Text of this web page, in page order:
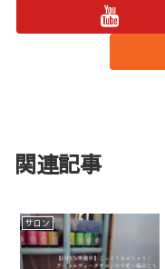
関連記事
サロン